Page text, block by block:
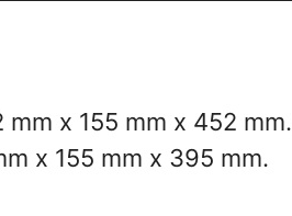
mm x 155 mm x 452 mm.
x 155 mm x 395 mm.